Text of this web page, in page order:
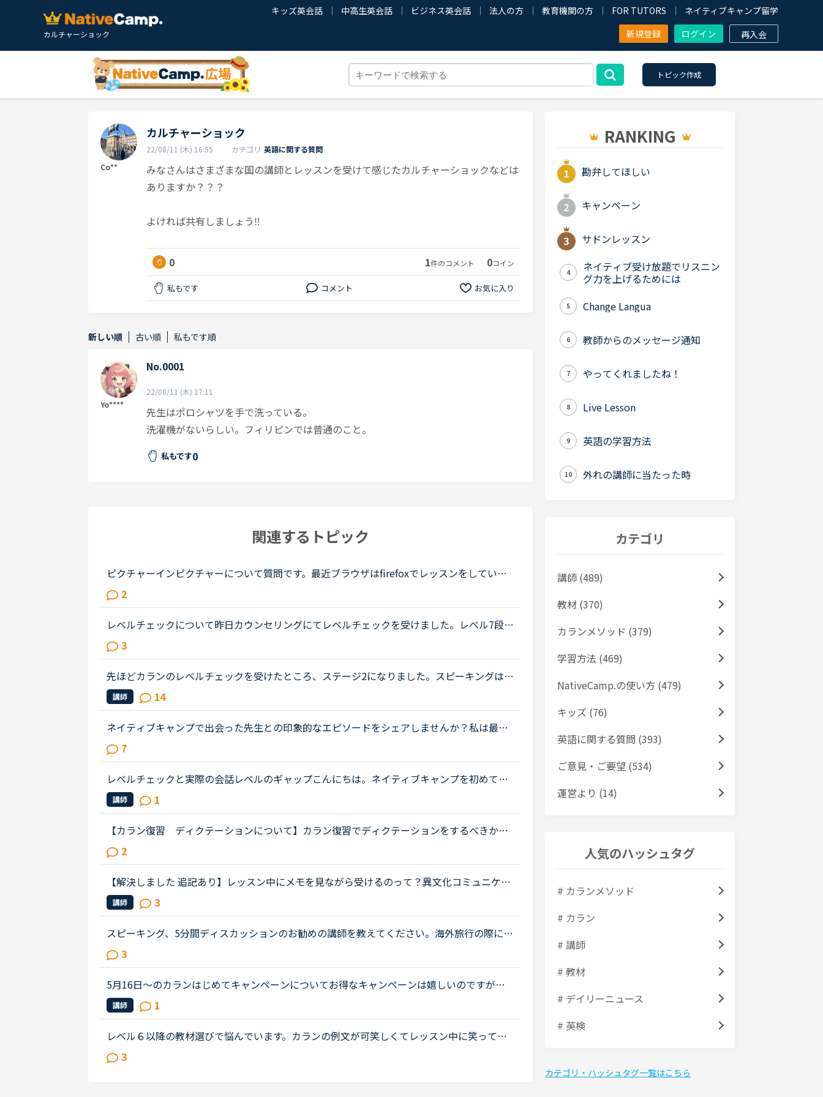
カルチャーショック
キッズ英会話 中高生英会話 ビジネス英会話 法人の方 教育機関の方 FOR TUTORS
ネイティブキャンプ留学
新規登録
ログイン 再入会
トピック作成
Co**
カルチャーショック
22/08/11 (木) 16:55 カテゴリ 英語に関する質問
みなさんはさまざまな国の講師とレッスンを受けて感じたカルチャーショックなどは
ありますか？？？
よければ共有しましょう‼︎
0 1件のコメント 0コイン
私もです コメント お気に入り
新しい順 古い順 私もです順
Yo****
No.0001
22/08/11 (木) 17:11
先生はポロシャツを手で洗っている。
洗濯機がないらしい。フィリピンでは普通のこと。
私もです0
関連するトピック
ピクチャーインピクチャーについて質問です。最近ブラウザはfirefoxでレッスンをしてい
て、ピクチャーインピクチャー機能を使っていました。しかしfirefoxのメモリ使用量が大き
い事がわかったので、久しぶりにGoo...
2
レベルチェックについて昨日カウンセリングにてレベルチェックを受けました。レベル7段階
のうちレベル3だと言われちょっとショックを受けています。1年以上やってこのレベルなん
だと。そしてカウンセラーの方に今...
3
先ほどカランのレベルチェックを受けたところ、ステージ2になりました。スピーキングは苦
手で、受け答えが悪かったのかもしれませんが、ここ数年の自身の英語学習から考えるとシ
ョッキングでした...通常のレッス...
講師 14
ネイティブキャンプで出会った先生との印象的なエピソードをシェアしませんか？私は最
近、カメルーン人の先生のレッスンにハマっています。あるとき先生が「カメルーンやアフ
リカについて、日本人はどんな印象を...
7
レベルチェックと実際の会話レベルのギャップこんにちは。ネイティブキャンプを初めて早
1.5年。先生たちのおかげで、先日久しぶりにレベルチェックをやってみたところ、レベル5
をいただきました。これは、ネイテ...
講師 1
【カラン復習 ディクテーションについて】カラン復習でディクテーションをするべきか悩
んでいます。した方が良いとは思うのですが、今の自分にはディクテーションよりも他の勉
強の方が必要なのではないかと感じ...
2
【解決しました 追記あり】レッスン中にメモを見ながら受けるのって？異文化コミュニケー
ションやトピックトークを受ける際に予習したメモや前回のレッスンメモ（同じ内容を受け
る場合）を見ることってどう思いま...
講師 3
スピーキング、5分間ディスカッションのお勧めの講師を教えてください。海外旅行の際に自
由に動き回れる、トラブルが起きても対処できるような英語力を身に付けたいと思い入会し
ました。カウンセリングでレベルチ...
3
5月16日〜のカランはじめてキャンペーンについてお得なキャンペーンは嬉しいのですが、
つい先日カラン初回を受けたばかりでしたので、一度でもレベルチェックを受けてしまうと
対象外との事で悔しいです...同じよ...
講師 1
レベル６以降の教材選びで悩んでいます。カランの例文が可笑しくてレッスン中に笑ってし
まいました。Stage5の「ペンを（シャツの）ボタン穴に入れています」というところで、先
生にもよるのでしょうが、例文のお...
3
RANKING
勘弁してほしい
キャンペーン
サドンレッスン
4
ネイティブ受け放題でリスニン
グ力を上げるためには
5 Change Langua
6 教師からのメッセージ通知
7 やってくれましたね！
8 Live Lesson
9 英語の学習方法
10 外れの講師に当たった時
カテゴリ
講師 (489)
教材 (370)
カランメソッド (379)
学習方法 (469)
NativeCamp.の使い方 (479)
キッズ (76)
英語に関する質問 (393)
ご意見・ご要望 (534)
運営より (14)
人気のハッシュタグ
# カランメソッド
# カラン
# 講師
# 教材
# デイリーニュース
# 英検
カテゴリ・ハッシュタグ一覧はこちら